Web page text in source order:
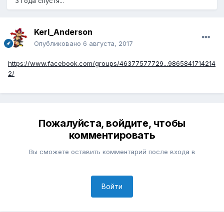
Kerl_Anderson
Опубликовано 6 августа, 2017
https://www.facebook.com/groups/46377577729...9865841714214
2/
Пожалуйста, войдите, чтобы
комментировать
Вы сможете оставить комментарий после входа в
Войти